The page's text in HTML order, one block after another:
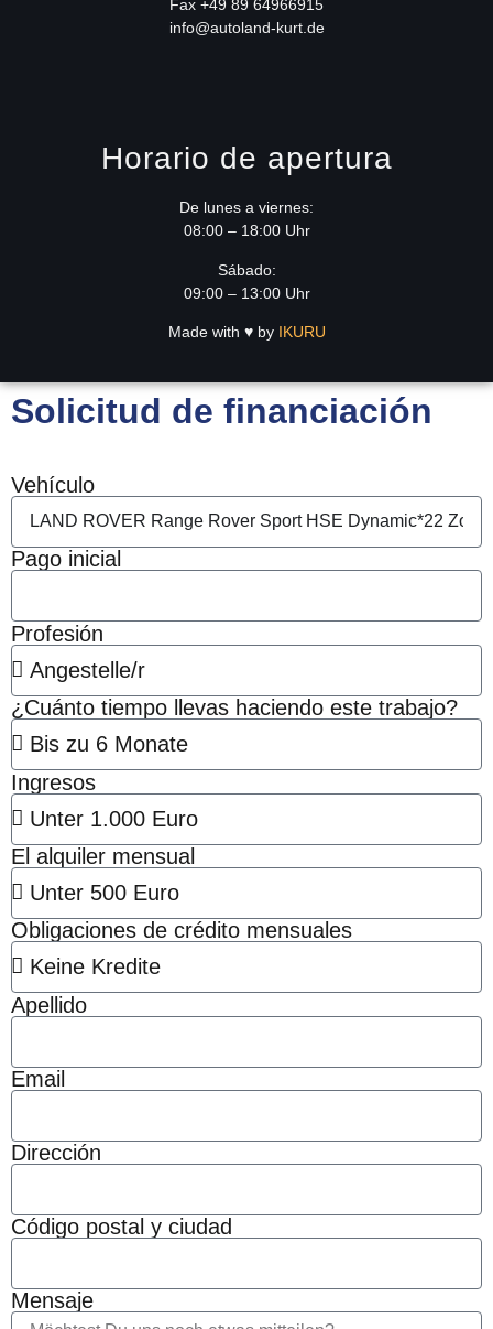
Fax +49 89 64966915
info@autoland-kurt.de
Horario de apertura
De lunes a viernes:
08:00 – 18:00 Uhr
Sábado:
09:00 – 13:00 Uhr
Made with ♥ by IKURU
Solicitud de financiación
Vehículo
Pago inicial
Profesión
¿Cuánto tiempo llevas haciendo este trabajo?
Ingresos
El alquiler mensual
Obligaciones de crédito mensuales
Apellido
Email
Dirección
Código postal y ciudad
Mensaje